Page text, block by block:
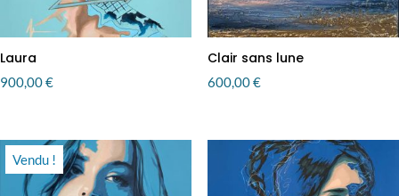
Laura
900,00€
Clair sans lune
600,00€
Vendu !